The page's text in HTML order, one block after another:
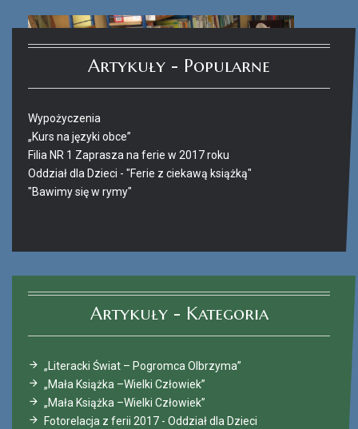
Artykuły - Popularne
Wypożyczenia
„Kurs na języki obce”
Filia NR 1 Zaprasza na ferie w 2017 roku
Oddział dla Dzieci - "Ferie z ciekawą książką"
"Bawimy się w rymy"
Artykuły - Kategoria
„Literacki Świat – Pogromca Olbrzyma”
„Mała Książka –Wielki Człowiek”
„Mała Książka –Wielki Człowiek”
Fotorelacja z ferii 2017 - Oddział dla Dzieci